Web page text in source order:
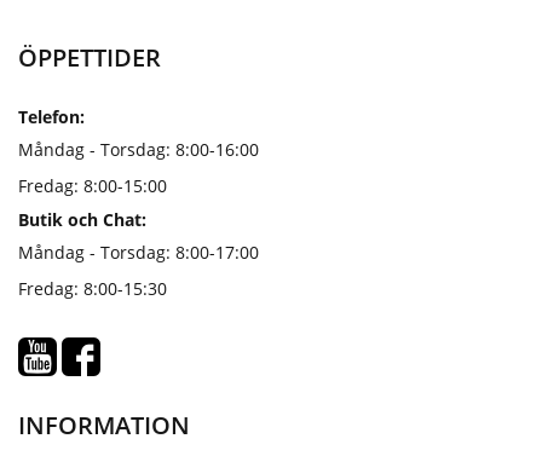
ÖPPETTIDER
Telefon:
Måndag - Torsdag: 8:00-16:00
Fredag: 8:00-15:00
Butik och Chat:
Måndag - Torsdag: 8:00-17:00
Fredag: 8:00-15:30
INFORMATION